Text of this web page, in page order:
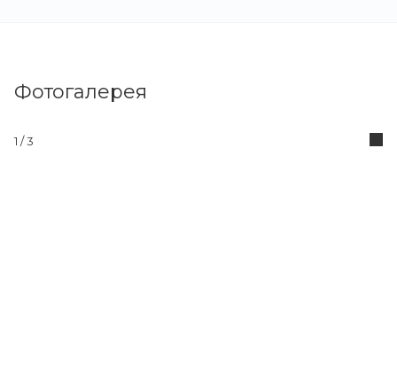
Фотогалерея
1 / 3